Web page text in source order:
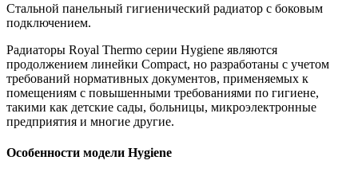
Стальной панельный гигиенический радиатор с боковым
подключением.
Радиаторы Royal Thermo серии Hygiene являются
продолжением линейки Compact, но разработаны с учетом
требований нормативных документов, применяемых к
помещениям с повышенными требованиями по гигиене,
такими как детские сады, больницы, микроэлектронные
предприятия и многие другие.
Особенности модели Hygiene